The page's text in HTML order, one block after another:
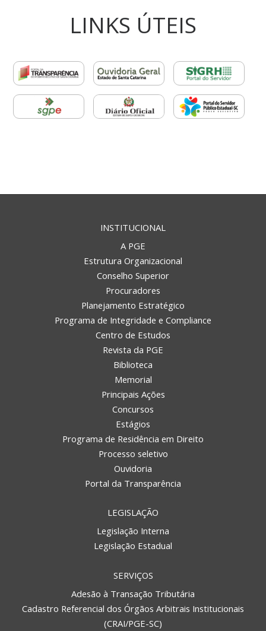
LINKS ÚTEIS
INSTITUCIONAL
A PGE
Estrutura Organizacional
Conselho Superior
Procuradores
Planejamento Estratégico
Programa de Integridade e Compliance
Centro de Estudos
Revista da PGE
Biblioteca
Memorial
Principais Ações
Concursos
Estágios
Programa de Residência em Direito
Processo seletivo
Ouvidoria
Portal da Transparência
LEGISLAÇÃO
Legislação Interna
Legislação Estadual
SERVIÇOS
Adesão à Transação Tributária
Cadastro Referencial dos Órgãos Arbitrais Institucionais
(CRAI/PGE-SC)